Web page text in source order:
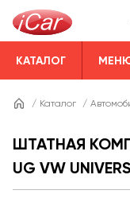
КАТАЛОГ
/ Каталог /
ШТАТНАЯ
UG VW